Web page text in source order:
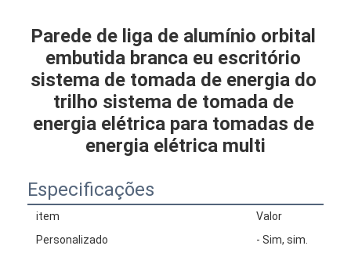
Parede de liga de alumínio orbital
embutida branca eu escritório
sistema de tomada de energia do
trilho sistema de tomada de
energia elétrica para tomadas de
energia elétrica multi
Especificações
item
Valor
Personalizado
- Sim, sim.